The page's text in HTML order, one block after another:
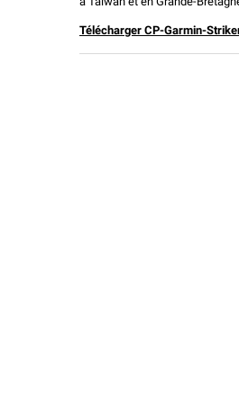
Télécharger CP-Garmin-